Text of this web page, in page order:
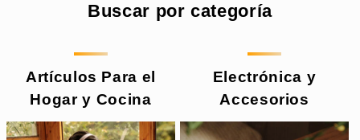
Buscar por categoría
Artículos Para el
Hogar y Cocina
Electrónica y
Accesorios